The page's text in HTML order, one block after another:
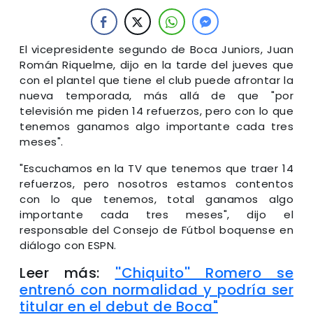
El vicepresidente segundo de Boca Juniors, Juan
Román Riquelme, dijo en la tarde del jueves que
con el plantel que tiene el club puede afrontar la
nueva temporada, más allá de que "por
televisión me piden 14 refuerzos, pero con lo que
tenemos ganamos algo importante cada tres
meses".
"Escuchamos en la TV que tenemos que traer 14
refuerzos, pero nosotros estamos contentos
con lo que tenemos, total ganamos algo
importante cada tres meses", dijo el
responsable del Consejo de Fútbol boquense en
diálogo con ESPN.
Leer más: ''Chiquito'' Romero se
entrenó con normalidad y podría ser
titular en el debut de Boca"